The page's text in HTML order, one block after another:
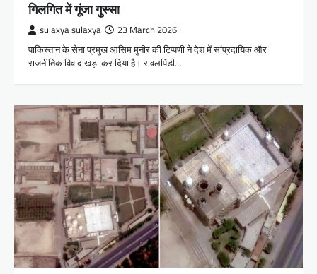
गिलगित में गूंजा गुस्सा
sulaxya sulaxya 23 March 2026
पाकिस्तान के सेना प्रमुख आसिम मुनीर की टिप्पणी ने देश में सांप्रदायिक और
राजनीतिक विवाद खड़ा कर दिया है। रावलपिंडी…